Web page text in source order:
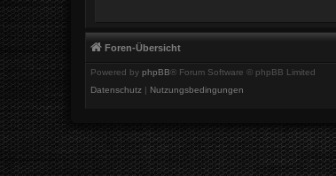
Foren-Übersicht
Powered by phpBB® Forum Software © phpBB Limited
Datenschutz | Nutzungsbedingungen